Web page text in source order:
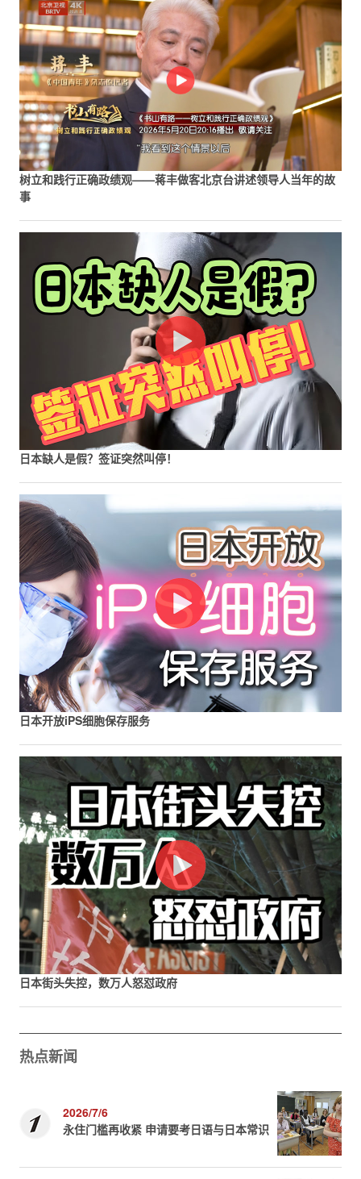
树立和践行正确政绩观——蒋丰做客北京台讲述领导人当年的故
事
日本缺人是假？签证突然叫停！
日本开放iPS细胞保存服务
日本街头失控，数万人怒怼政府
热点新闻
2026/7/6
永住门槛再收紧 申请要考日语与日本常识